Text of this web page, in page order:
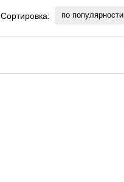
Сортировка: по популярности